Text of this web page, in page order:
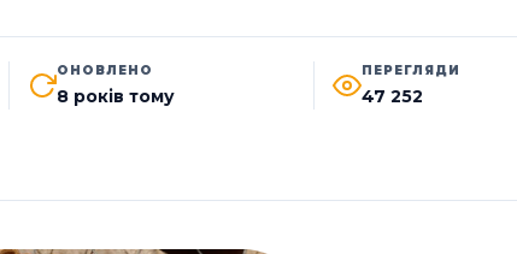
ОНОВЛЕНО
8 років тому
ПЕРЕГЛЯДИ
47 252